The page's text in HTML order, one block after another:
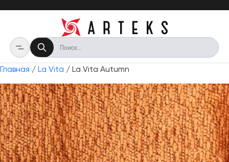
Главная / La Vita / La Vita Autumn